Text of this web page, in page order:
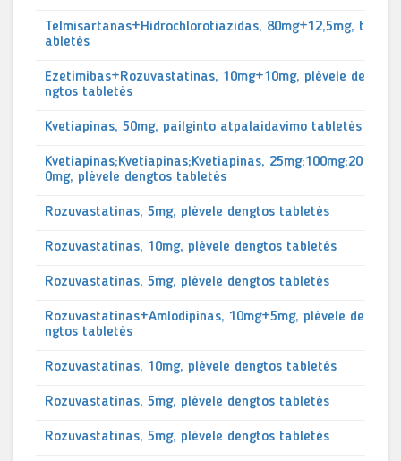
Telmisartanas+Hidrochlorotiazidas, 80mg+12,5mg, t
abletės
Ezetimibas+Rozuvastatinas, 10mg+10mg, plėvele de
ngtos tabletės
Kvetiapinas, 50mg, pailginto atpalaidavimo tabletės
Kvetiapinas;Kvetiapinas;Kvetiapinas, 25mg;100mg;20
0mg, plėvele dengtos tabletės
Rozuvastatinas, 5mg, plėvele dengtos tabletės
Rozuvastatinas, 10mg, plėvele dengtos tabletės
Rozuvastatinas, 5mg, plėvele dengtos tabletės
Rozuvastatinas+Amlodipinas, 10mg+5mg, plėvele de
ngtos tabletės
Rozuvastatinas, 10mg, plėvele dengtos tabletės
Rozuvastatinas, 5mg, plėvele dengtos tabletės
Rozuvastatinas, 5mg, plėvele dengtos tabletės